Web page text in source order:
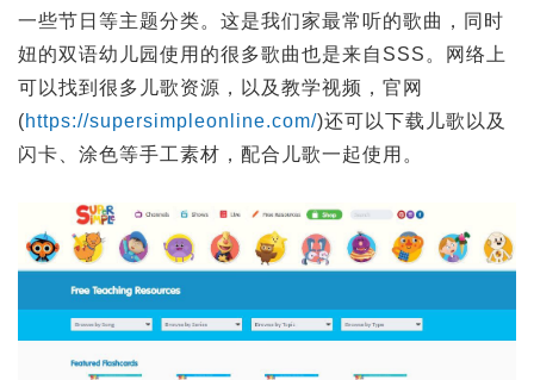
一些节日等主题分类。这是我们家最常听的歌曲，同时
妞的双语幼儿园使用的很多歌曲也是来自SSS。网络上
可以找到很多儿歌资源，以及教学视频，官网
(https://supersimpleonline.com/)还可以下载儿歌以及
闪卡、涂色等手工素材，配合儿歌一起使用。